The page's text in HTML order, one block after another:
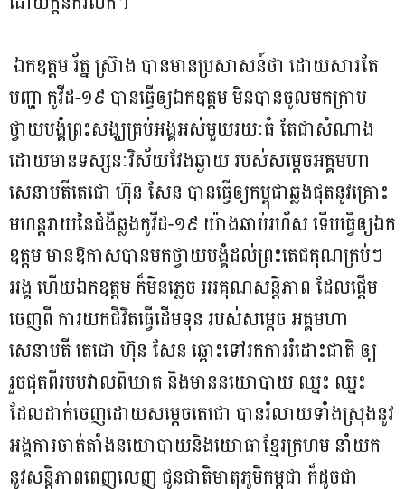
​ឯកឧត្តម រ័ត្ន ស្រ៊ាង បាន​មានប្រសាសន៍ថា ដោយសារ​តែ​
បញ្ហា កូវី​ដ​-១៩ បាន​ធ្វើឲ្យ​ឯកឧត្តម មិន​បាន​ចូល​មក​ក្រាប
ថ្វាយបង្គំ​ព្រះសង្ឃ​គ្រប់​អង្គ​អស់​មួយរយៈ​ធំ តែ​ជា​សំណាង
ដោយ​មាន​ទស្សនៈវិស័យ​វែងឆ្ងាយ របស់​សម្តេច​អគ្គមហា
សេនាបតី​តេជោ ហ៊ុន សែន បាន​ធ្វើឲ្យ​កម្ពុជា​ឆ្លង​ផុត​នូវ​គ្រោះ​
មហន្តរាយ​នៃ​ជំងឺ​ឆ្លងកូវី​ដ​-១៩ យ៉ាង​ឆាប់រហ័ស ទើប​ធ្វើឲ្យ​ឯក
ឧត្តម មាន​ឱកាស​បាន​មក​ថ្វាយបង្គំ​ដល់​ព្រះ​តេជគុណ​គ្រប់ៗ​
អង្គ ហើយ​ឯកឧត្តម ក៏​មិន​ភ្លេច អរគុណ​សន្តិភាព ដែល​ផ្តើម​
ចេញពី ការ​យក​ជីវិត​ធ្វើ​ដើមទុន របស់​សម្តេច អគ្គមហា
សេនាបតី តេ​ជោ ហ៊ុន សែន ឆ្ពោះទៅ​រក​ការ​រំដោះជាតិ ឲ្យ​
រួចផុត​ពី​របប​វាលពិឃាត និង​មាន​នយោបាយ ឈ្នះ ឈ្នះ
ដែល​ដាក់​ចេញ​ដោយ​សម្តេច​តេជោ បាន​រំលាយ​ទាំងស្រុង​នូវ​
អង្គការ​ចាត់តាំង​នយោបាយ​និង​យោធា​ខ្មែរក្រហម នាំយក​
នូវ​សន្តិភាព​ពេញលេញ ជូន​ជាតិ​មាតុភូមិ​កម្ពុជា ក៏ដូចជា​